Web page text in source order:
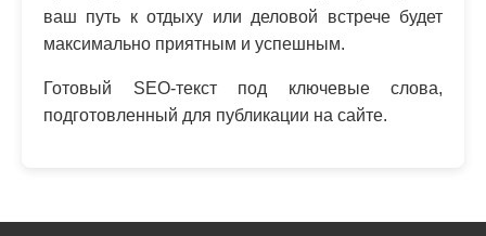
ваш путь к отдыху или деловой встрече будет
максимально приятным и успешным.
Готовый SEO-текст под ключевые слова,
подготовленный для публикации на сайте.